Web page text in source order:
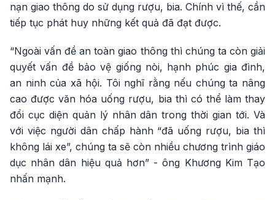
nạn giao thông do sử dụng rượu, bia. Chính vì thế, cần
tiếp tục phát huy những kết quả đã đạt được.
“Ngoài vấn đề an toàn giao thông thì chúng ta còn giải
quyết vấn đề bảo vệ giống nòi, hạnh phúc gia đình,
an ninh của xã hội. Tôi nghĩ rằng nếu chúng ta nâng
cao được văn hóa uống rượu, bia thì có thể làm thay
đổi cục diện quản lý nhân dân trong thời gian tới. Và
với việc người dân chấp hành “đã uống rượu, bia thì
không lái xe”, chúng ta sẽ còn nhiều chương trình giáo
dục nhân dân hiệu quả hơn” - ông Khương Kim Tạo
nhấn mạnh.